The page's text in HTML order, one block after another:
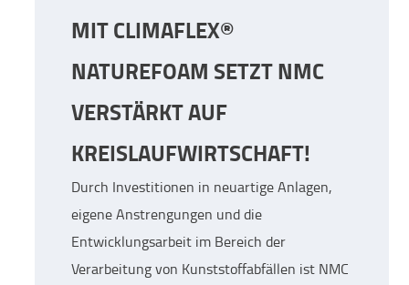
MIT CLIMAFLEX®
NATUREFOAM SETZT NMC
VERSTÄRKT AUF
KREISLAUFWIRTSCHAFT!
Durch Investitionen in neuartige Anlagen,
eigene Anstrengungen und die
Entwicklungsarbeit im Bereich der
Verarbeitung von Kunststoffabfällen ist NMC